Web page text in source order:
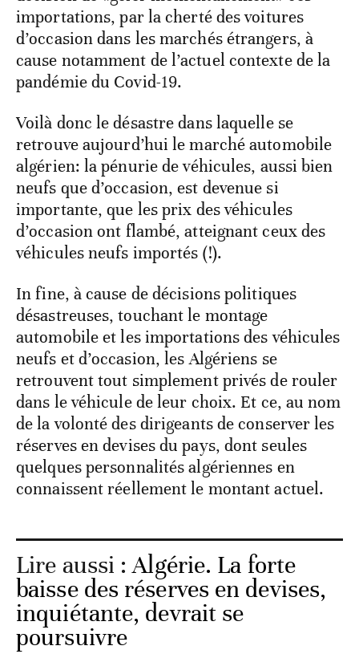
importations, par la cherté des voitures
d’occasion dans les marchés étrangers, à
cause notamment de l’actuel contexte de la
pandémie du Covid-19.
Voilà donc le désastre dans laquelle se
retrouve aujourd’hui le marché automobile
algérien: la pénurie de véhicules, aussi bien
neufs que d’occasion, est devenue si
importante, que les prix des véhicules
d’occasion ont flambé, atteignant ceux des
véhicules neufs importés (!).
In fine, à cause de décisions politiques
désastreuses, touchant le montage
automobile et les importations des véhicules
neufs et d’occasion, les Algériens se
retrouvent tout simplement privés de rouler
dans le véhicule de leur choix. Et ce, au nom
de la volonté des dirigeants de conserver les
réserves en devises du pays, dont seules
quelques personnalités algériennes en
connaissent réellement le montant actuel.
Lire aussi :Algérie. La forte
baisse des réserves en devises,
inquiétante, devrait se
poursuivre